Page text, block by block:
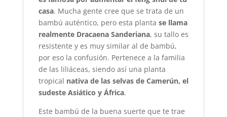
casa. Mucha gente cree que se trata de un
bambú auténtico, pero esta planta se llama
realmente Dracaena Sanderiana, su tallo es
resistente y es muy similar al de bambú,
por eso la confusión. Pertenece a la familia
de las liliáceas, siendo así una planta
tropical nativa de las selvas de Camerún, el
sudeste Asiático y África.
Este bambú de la buena suerte que te trae